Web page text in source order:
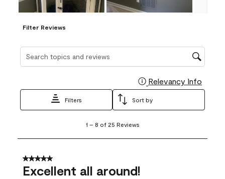
Filter Reviews
Relevancy Info
Filters Sort by
8
25
Reviews
1 – 8 of 25 Reviews
5 out of 5 stars.
Excellent all around!